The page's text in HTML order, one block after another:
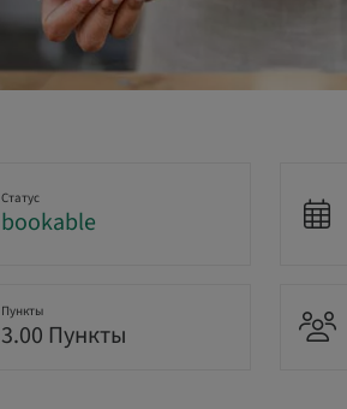
Статус
bookable
Пункты
3.00 Пункты